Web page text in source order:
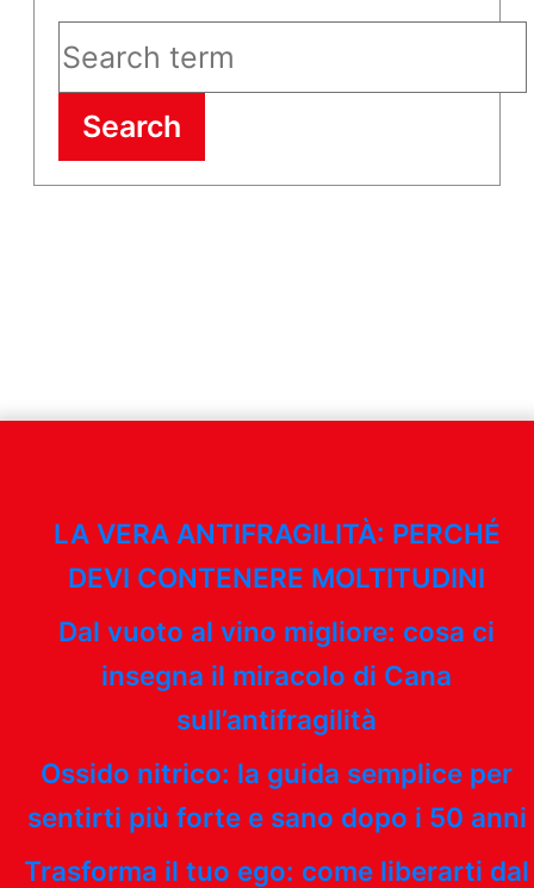
Search
LA VERA ANTIFRAGILITÀ: PERCHÉ
DEVI CONTENERE MOLTITUDINI
Dal vuoto al vino migliore: cosa ci
insegna il miracolo di Cana
sull’antifragilità
Ossido nitrico: la guida semplice per
sentirti più forte e sano dopo i 50 anni
Trasforma il tuo ego: come liberarti dal